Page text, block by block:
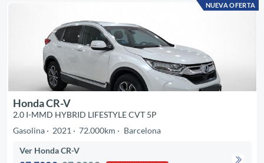
NUEVA OFERTA
Honda CR-V
2.0 I-MMD HYBRID LIFESTYLE CVT 5P
Gasolina
2021 72.000km Barcelona
Ver Honda CR-V